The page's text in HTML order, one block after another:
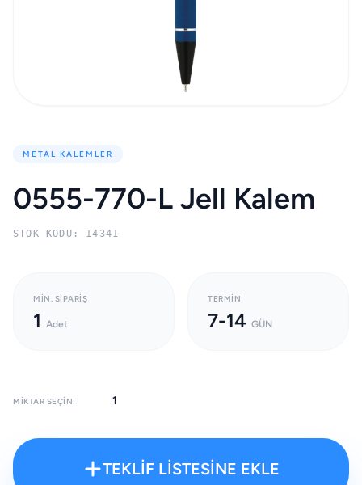
METAL KALEMLER
0555-770-L Jell Kalem
STOK KODU: 14341
MIN. SIPARIŞ
1 Adet
TERMIN
7-14 GÜN
MIKTAR SEÇIN:
TEKLİF LİSTESİNE EKLE